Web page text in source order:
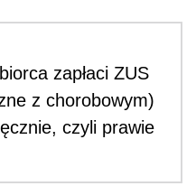
zapłaci ZUS
z chorobowym)
czyli prawie